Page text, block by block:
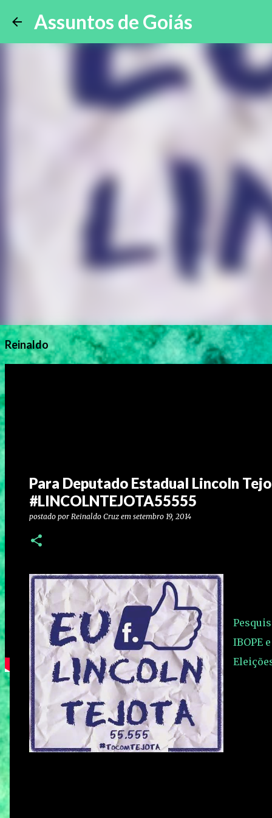
Assuntos de Goiás
Reinaldo
Para Deputado Estadual Lincoln
#LINCOLNTEJOTA55555
postado por Reinaldo Cruz em setembro 19, 2014
IBOPE